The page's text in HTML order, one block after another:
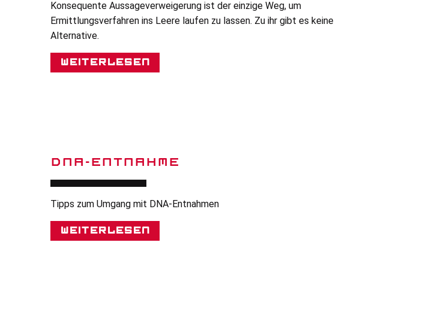
Konsequente Aussageverweigerung ist der einzige Weg, um
Ermittlungsverfahren ins Leere laufen zu lassen. Zu ihr gibt es keine
Alternative.
Weiterlesen
DNA-ENTNAHME
Tipps zum Umgang mit DNA-Entnahmen
Weiterlesen